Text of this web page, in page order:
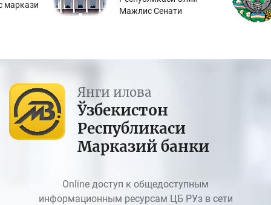
маркази
Мажлис Сенати
Янги илова
Ўзбекистон
Республикаси
Марказий банки
Online доступ к общедоступным
информационным ресурсам ЦБ РУз в сети